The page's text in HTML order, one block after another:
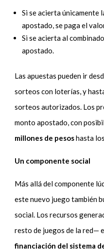
Si se acierta únicamente
apostado, se paga el
Si se acierta al
apostado.
Las apuestas pueden ir
sorteos con loterías, y
sorteos autorizados. Los
monto apostado, con
millones de pesoshasta los
Un componente social
Más allá del componente
este nuevo juego también
social. Los recursos
resto de juegos de la red—
financiación del sistema